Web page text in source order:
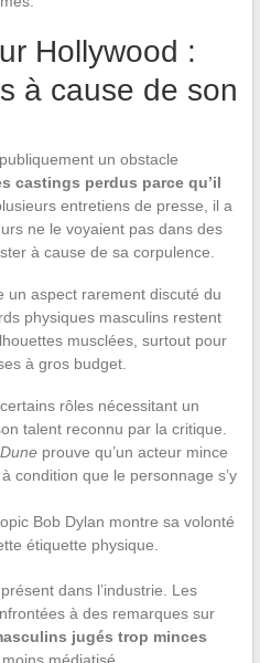
Hollywood :
à cause de son
un obstacle
castings perdus parce qu’il
entretiens de presse, il a
ne le voyaient pas dans des
à cause de sa corpulence.
un aspect rarement discuté du
physiques masculins restent
musclées, surtout pour
à gros budget.
rôles nécessitant un
talent reconnu par la critique.
Duneprouve qu’un acteur mince
condition que le personnage s’y
Bob Dylan montre sa volonté
étiquette physique.
dans l’industrie. Les
à des remarques sur
jugés trop minces